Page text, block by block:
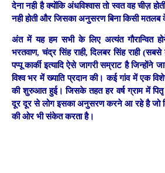
देना नही है क्योंकि अंधविश्वास तो स्वत वह चीज़
नही होती और जिसका अनुसरण बिना किसी मतलब
अंत में यह हम सभी के लिए अत्यंत गौरान्वित
भरतवाण, चंद्र सिंह राही, दिलबर सिंह राही
पप्पू कार्की इत्यादि ऐसे जागरी सम्राट है जिन्होंने
विश्व भर में ख्याति प्रदान की। कई गांव में एक
की शुरुआत हुई। जिसके तहत हर वर्ष ग्राम में पितृ
दूर दूर से लोग इसका अनुसरण करने आ रहे है जो
की ओर भी संकेत करता है।